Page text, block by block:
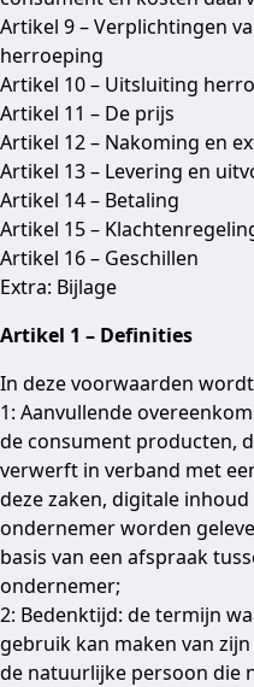
Artikel 9 – Verplichtingen
herroeping
Artikel 10 – Uitsluiting
Artikel 11 – De prijs
Artikel 12 – Nakoming en
Artikel 13 – Levering en
Artikel 14 – Betaling
Artikel 15 –
Artikel 16 – Geschillen
Extra: Bijlage
Artikel 1 – Definities
In deze voorwaarden
1: Aanvullende
de consument producten,
verwerft in verband met
deze zaken, digitale
ondernemer worden
basis van een afspraak
ondernemer;
2: Bedenktijd: de termijn
gebruik kan maken van
de natuurlijke persoon die